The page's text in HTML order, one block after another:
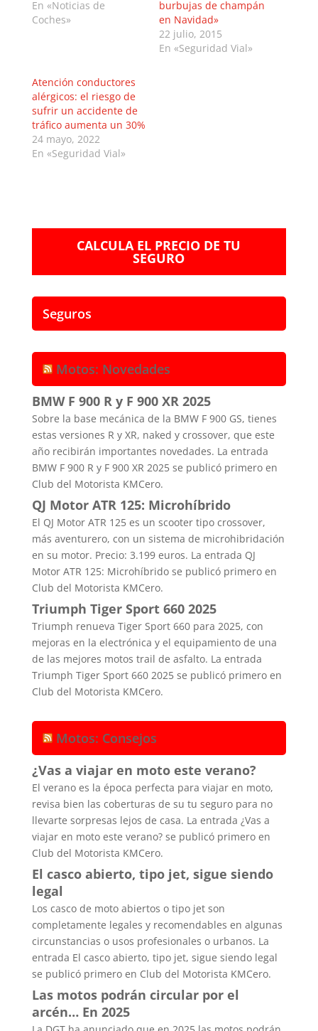
En «Noticias de
Coches»
burbujas de champán
en Navidad»
22 julio, 2015
En «Seguridad Vial»
Atención conductores
alérgicos: el riesgo de
sufrir un accidente de
tráfico aumenta un 30%
24 mayo, 2022
En «Seguridad Vial»
CALCULA EL PRECIO DE TU
SEGURO
Seguros
Motos: Novedades
BMW F 900 R y F 900 XR 2025
Sobre la base mecánica de la BMW F 900 GS, tienes
estas versiones R y XR, naked y crossover, que este
año recibirán importantes novedades. La entrada
BMW F 900 R y F 900 XR 2025 se publicó primero en
Club del Motorista KMCero.
QJ Motor ATR 125: Microhíbrido
El QJ Motor ATR 125 es un scooter tipo crossover,
más aventurero, con un sistema de microhibridación
en su motor. Precio: 3.199 euros. La entrada QJ
Motor ATR 125: Microhíbrido se publicó primero en
Club del Motorista KMCero.
Triumph Tiger Sport 660 2025
Triumph renueva Tiger Sport 660 para 2025, con
mejoras en la electrónica y el equipamiento de una
de las mejores motos trail de asfalto. La entrada
Triumph Tiger Sport 660 2025 se publicó primero en
Club del Motorista KMCero.
Motos: Consejos
¿Vas a viajar en moto este verano?
El verano es la época perfecta para viajar en moto,
revisa bien las coberturas de su tu seguro para no
llevarte sorpresas lejos de casa. La entrada ¿Vas a
viajar en moto este verano? se publicó primero en
Club del Motorista KMCero.
El casco abierto, tipo jet, sigue siendo
legal
Los casco de moto abiertos o tipo jet son
completamente legales y recomendables en algunas
circunstancias o usos profesionales o urbanos. La
entrada El casco abierto, tipo jet, sigue siendo legal
se publicó primero en Club del Motorista KMCero.
Las motos podrán circular por el
arcén… En 2025